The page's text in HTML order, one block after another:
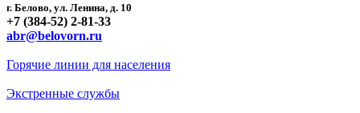
г. Белово, ул. Ленина, д. 10
+7 (384-52) 2-81-33
abr@belovorn.ru
Горячие линии для населения
Экстренные службы